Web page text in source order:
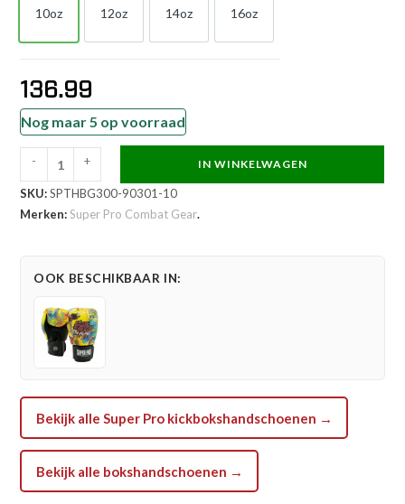
10oz
10oz
12oz
12oz
14oz
14oz
16oz
16oz
136.99
Nog maar 5 op voorraad
Pro
Combat
Thaibokshandschoenen
Leder
Pattaya
In
Thailand
Zwart
/
- + IN WINKELWAGEN
SKU:SPTHBG300-90301-10
Merken:Super Pro Combat Gear.
OOK BESCHIKBAAR IN:
Bekijk alle Super Pro kickbokshandschoenen →
Bekijk alle bokshandschoenen →